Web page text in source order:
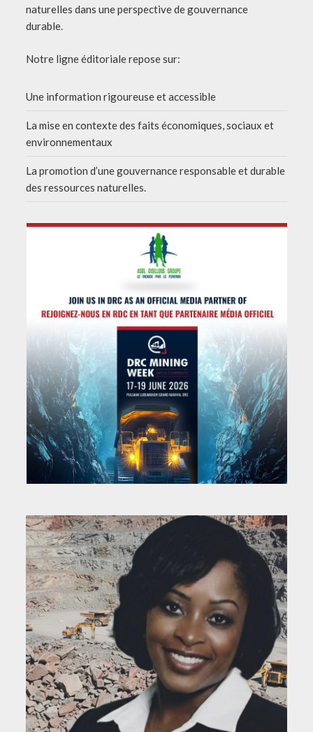
naturelles dans une perspective de gouvernance
durable.
Notre ligne éditoriale repose sur:
Une information rigoureuse et accessible
La mise en contexte des faits économiques, sociaux et
environnementaux
La promotion d’une gouvernance responsable et durable
des ressources naturelles.